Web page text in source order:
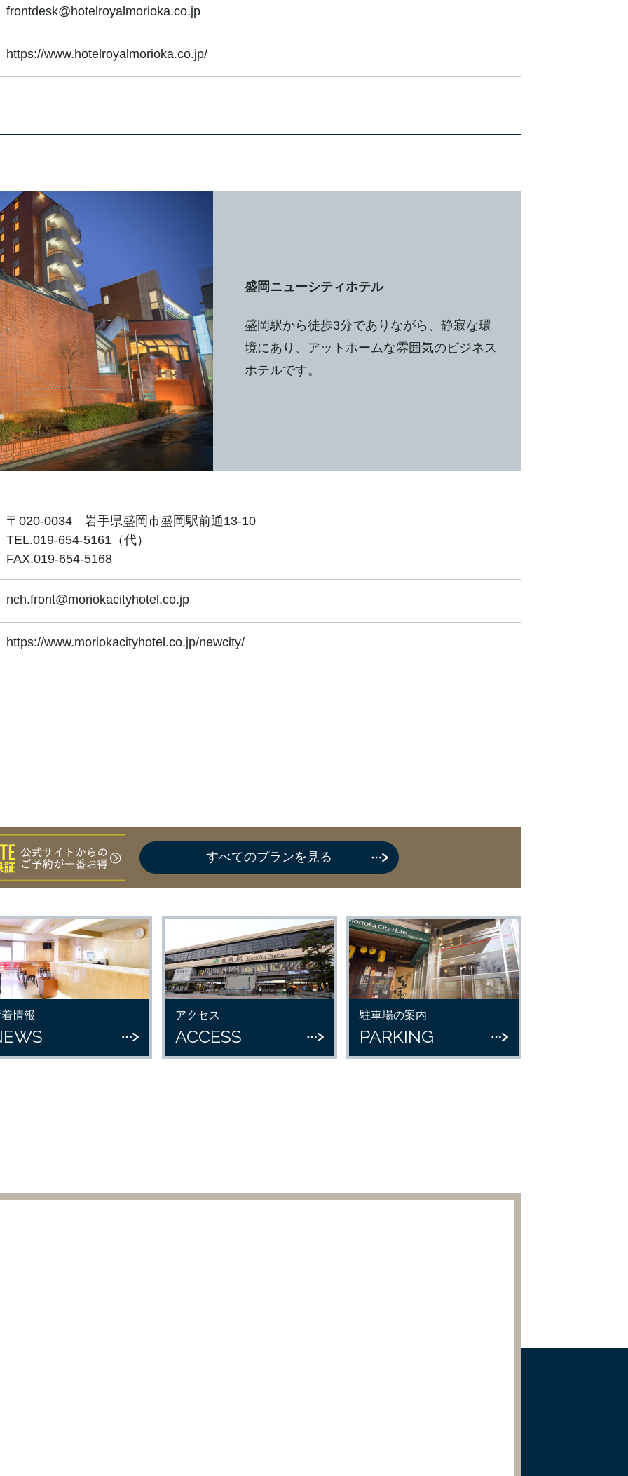
frontdesk@hotelroyalmorioka.co.jp
https://www.hotelroyalmorioka.co.jp/
盛岡ニューシティホテル
盛岡駅から徒歩3分でありながら、静寂な環
境にあり、アットホームな雰囲気のビジネス
ホテルです。
〒020-0034 岩手県盛岡市盛岡駅前通13-10
TEL.019-654-5161（代）
FAX.019-654-5168
nch.front@moriokacityhotel.co.jp
https://www.moriokacityhotel.co.jp/newcity/
すべてのプランを見る
情報 アクセス
ACCESS
駐車場の案内
PARKING